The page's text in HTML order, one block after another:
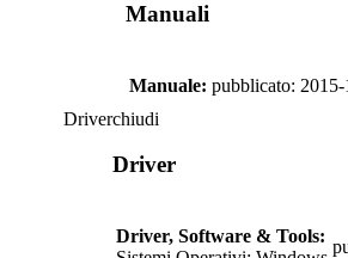
Manuali
Manuale: pubblicato: 2015-
Driverchiudi
Driver
Driver, Software & Tools: